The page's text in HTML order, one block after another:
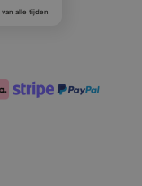
van alle tijden